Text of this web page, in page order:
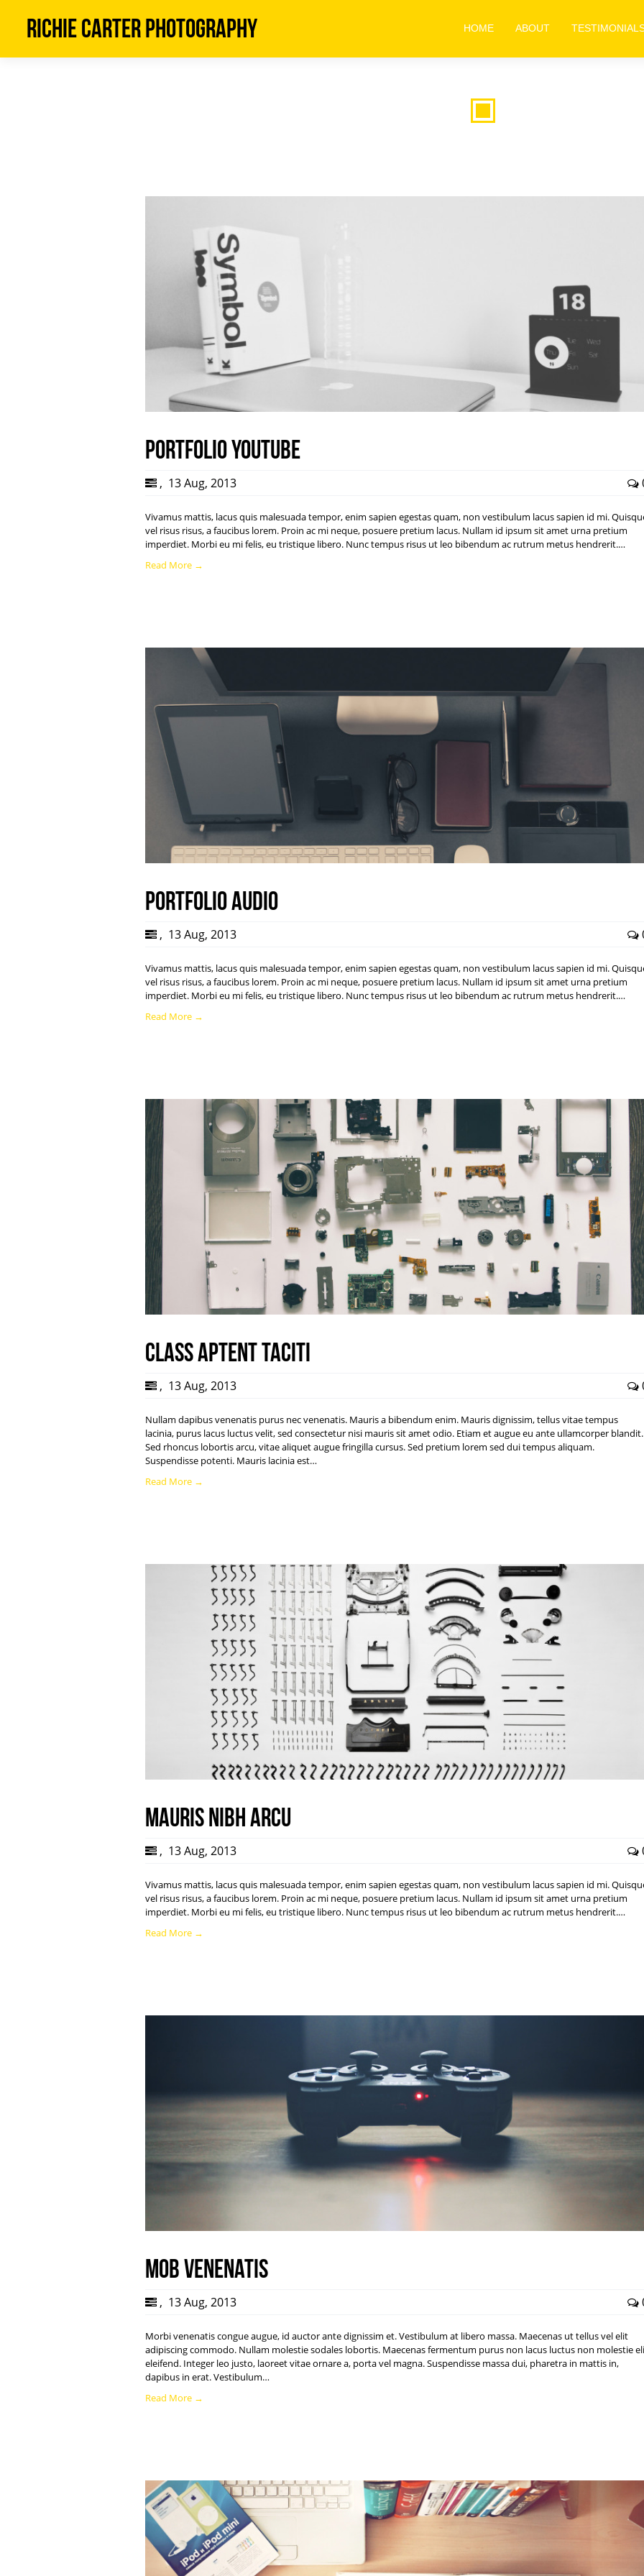
Richie Carter Photography HOME ABOUT
Portfolio Youtube
, 13 Aug, 2013
Vivamus mattis, lacus quis malesuada tempor, enim sapien egestas quam, non vestibulum lacus sapien id mi.
vel risus risus, a faucibus lorem. Proin ac mi neque, posuere pretium lacus. Nullam id ipsum sit amet urna pretium
imperdiet. Morbi eu mi felis, eu tristique libero. Nunc tempus risus ut leo bibendum ac rutrum metus hendrerit.…
Read More →
Portfolio Audio
, 13 Aug, 2013
Vivamus mattis, lacus quis malesuada tempor, enim sapien egestas quam, non vestibulum lacus sapien id mi.
vel risus risus, a faucibus lorem. Proin ac mi neque, posuere pretium lacus. Nullam id ipsum sit amet urna pretium
imperdiet. Morbi eu mi felis, eu tristique libero. Nunc tempus risus ut leo bibendum ac rutrum metus hendrerit.…
Read More →
Class aptent taciti
, 13 Aug, 2013
Nullam dapibus venenatis purus nec venenatis. Mauris a bibendum enim. Mauris dignissim, tellus vitae tempus
lacinia, purus lacus luctus velit, sed consectetur nisi mauris sit amet odio. Etiam et augue eu ante ullamcorper blandit.
Sed rhoncus lobortis arcu, vitae aliquet augue fringilla cursus. Sed pretium lorem sed dui tempus aliquam.
Suspendisse potenti. Mauris lacinia est…
Read More →
Mauris nibh arcu
, 13 Aug, 2013
Vivamus mattis, lacus quis malesuada tempor, enim sapien egestas quam, non vestibulum lacus sapien id mi.
vel risus risus, a faucibus lorem. Proin ac mi neque, posuere pretium lacus. Nullam id ipsum sit amet urna pretium
imperdiet. Morbi eu mi felis, eu tristique libero. Nunc tempus risus ut leo bibendum ac rutrum metus hendrerit.…
Read More →
Mob Venenatis
, 13 Aug, 2013
Morbi venenatis congue augue, id auctor ante dignissim et. Vestibulum at libero massa. Maecenas ut tellus vel elit
adipiscing commodo. Nullam molestie sodales lobortis. Maecenas fermentum purus non lacus luctus non molestie
eleifend. Integer leo justo, laoreet vitae ornare a, porta vel magna. Suspendisse massa dui, pharetra in mattis in,
dapibus in erat. Vestibulum…
Read More →